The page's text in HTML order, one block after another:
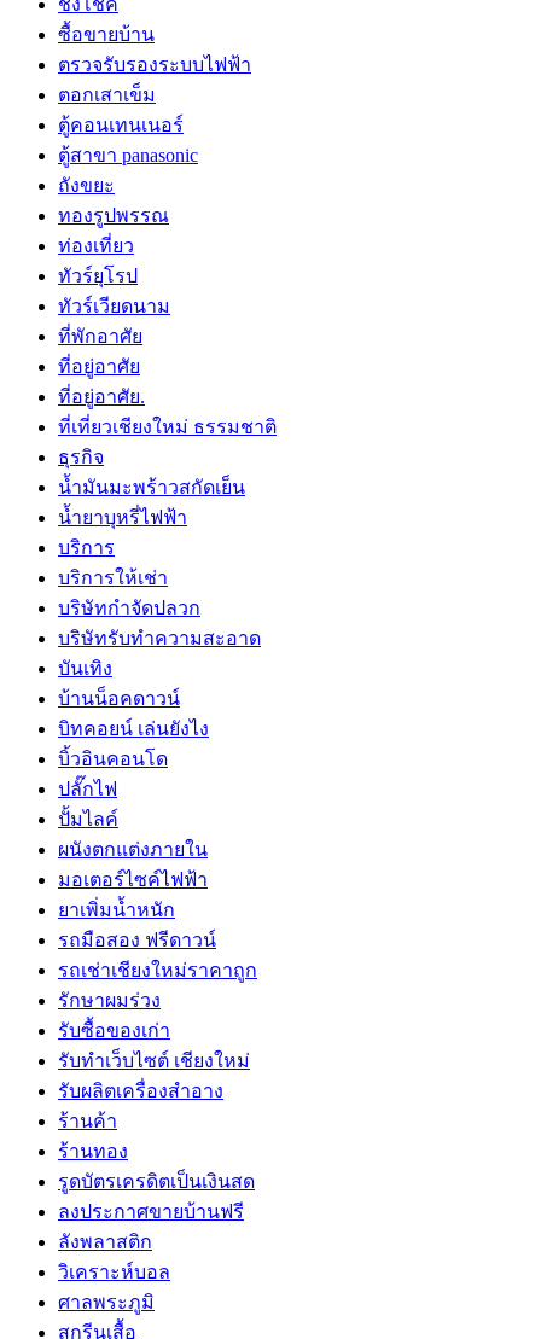
ซื้อขายบ้าน
ตรวจรับรองระบบไฟฟ้า
ตอกเสาเข็ม
ตู้คอนเทนเนอร์
ตู้สาขา panasonic
ถังขยะ
ทองรูปพรรณ
ท่องเที่ยว
ทัวร์ยุโรป
ทัวร์เวียดนาม
ที่พักอาศัย
ที่อยู่อาศัย
ที่อยู่อาศัย.
ที่เที่ยวเชียงใหม่ ธรรมชาติ
ธุรกิจ
น้ำมันมะพร้าวสกัดเย็น
น้ำยาบุหรี่ไฟฟ้า
บริการ
บริการให้เช่า
บริษัทกำจัดปลวก
บริษัทรับทำความสะอาด
บันเทิง
บ้านน็อคดาวน์
บิทคอยน์ เล่นยังไง
บิ้วอินคอนโด
ปลั๊กไฟ
ปั้มไลค์
ผนังตกแต่งภายใน
มอเตอร์ไซค์ไฟฟ้า
ยาเพิ่มน้ำหนัก
รถมือสอง ฟรีดาวน์
รถเช่าเชียงใหม่ราคาถูก
รักษาผมร่วง
รับซื้อของเก่า
รับทำเว็บไซต์ เชียงใหม่
รับผลิตเครื่องสำอาง
ร้านค้า
ร้านทอง
รูดบัตรเครดิตเป็นเงินสด
ลงประกาศขายบ้านฟรี
ลังพลาสติก
วิเคราะห์บอล
ศาลพระภูมิ
สกรีนเสื้อ